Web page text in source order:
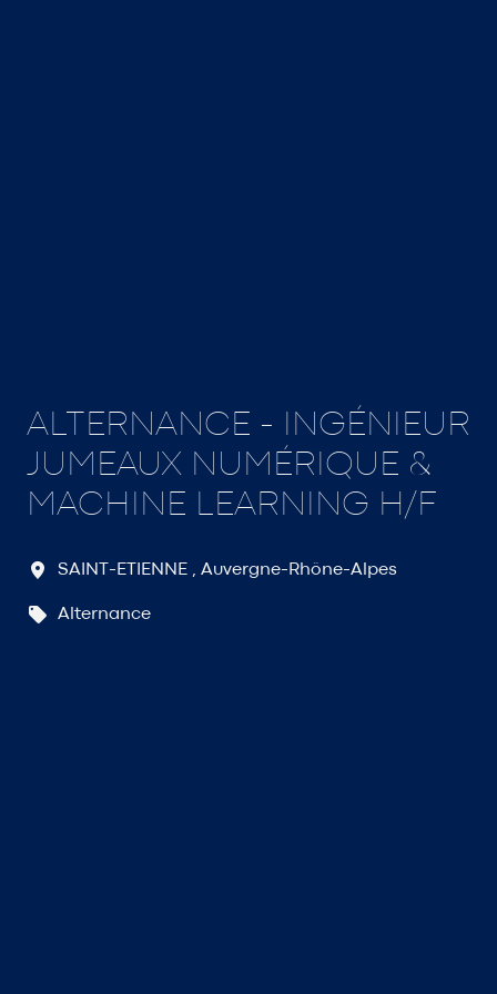
ALTERNANCE - INGÉNIEUR
JUMEAUX NUMÉRIQUE &
MACHINE LEARNING H/F
SAINT-ETIENNE , Auvergne-Rhône-Alpes
Alternance